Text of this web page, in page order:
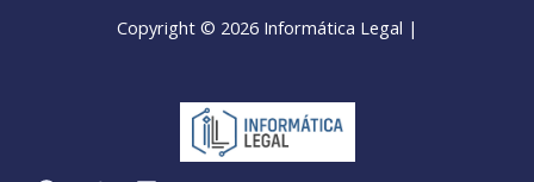
Copyright © 2026 Informática Legal |